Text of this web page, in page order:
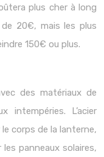
plus cher à long
20€, mais les plus
150€ ou plus.
des matériaux de
intempéries. L’acier
corps de la lanterne,
panneaux solaires,